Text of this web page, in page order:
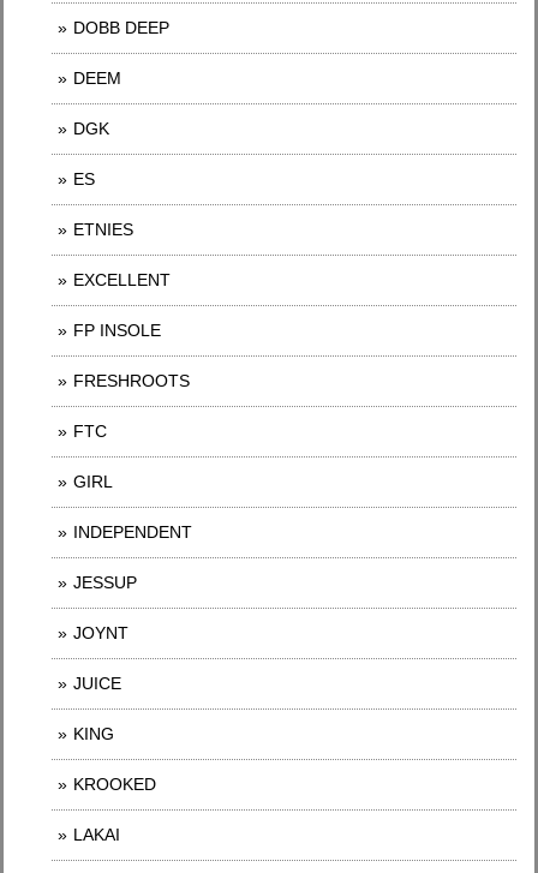
DOBB DEEP
DEEM
DGK
ES
ETNIES
EXCELLENT
FP INSOLE
FRESHROOTS
FTC
GIRL
INDEPENDENT
JESSUP
JOYNT
JUICE
KING
KROOKED
LAKAI